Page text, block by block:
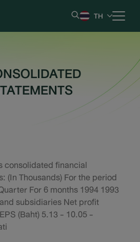
TH
ยงาน
ดี
consolidated financial
(In Thousands) For the period
For 6 months 1994 1993
subsidiaries Net profit
(Baht) 5.13 - 10.05 -